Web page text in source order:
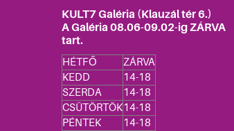
KULT7 Galéria (Klauzál tér 6.)
A Galéria 08.06-09.02-ig ZÁRVA
tart.
HÉTFŐ
ZÁRVA
KEDD
14-18
SZERDA
14-18
CSÜTÖRTÖK 14-18
PÉNTEK
14-18